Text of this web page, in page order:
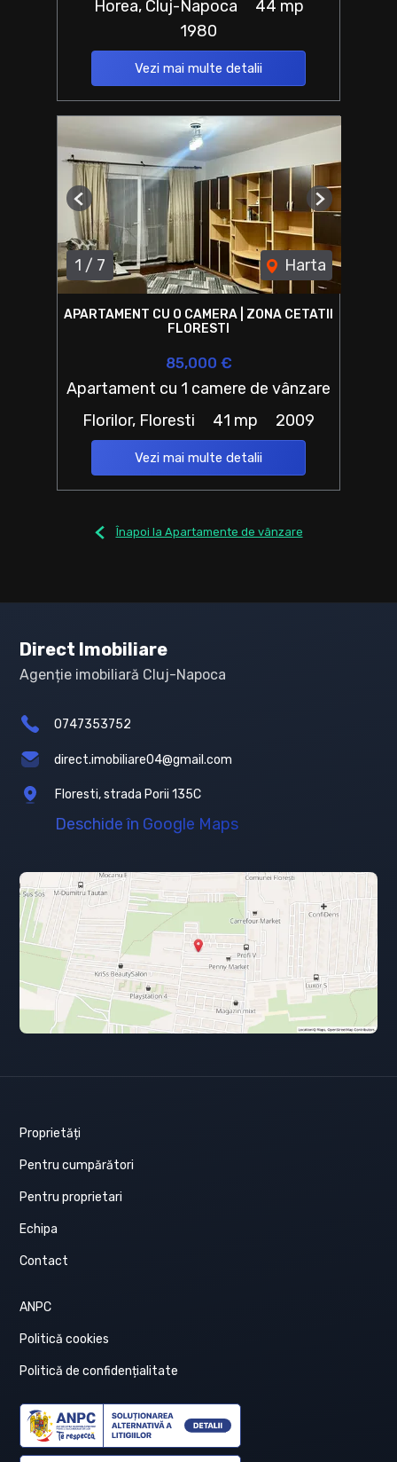
Horea, Cluj-Napoca
44 mp
1980
Vezi mai multe detalii
1 / 7 Harta
Previous Next
APARTAMENT CU O CAMERA | ZONA CETATII
FLORESTI
85,000 €
Apartament cu 1 camere de vânzare
Florilor, Floresti
41 mp 2009
Vezi mai multe detalii
Înapoi la Apartamente de vânzare
Direct Imobiliare
Agenție imobiliară Cluj-Napoca
0747353752
direct.imobiliare04@gmail.com
Floresti, strada Porii 135C
Deschide în Google Maps
Proprietăți
Pentru cumpărători
Pentru proprietari
Echipa
Contact
ANPC
Politică cookies
Politică de confidențialitate